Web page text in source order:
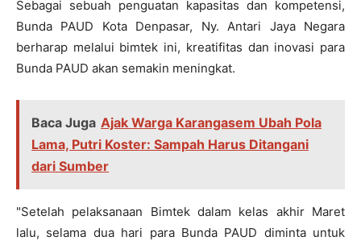
Sebagai sebuah penguatan kapasitas dan kompetensi,
Bunda PAUD Kota Denpasar, Ny. Antari Jaya Negara
berharap melalui bimtek ini, kreatifitas dan inovasi para
Bunda PAUD akan semakin meningkat.
Baca Juga Ajak Warga Karangasem Ubah Pola
Lama, Putri Koster: Sampah Harus Ditangani
dari Sumber
"Setelah pelaksanaan Bimtek dalam kelas akhir Maret
lalu, selama dua hari para Bunda PAUD diminta untuk